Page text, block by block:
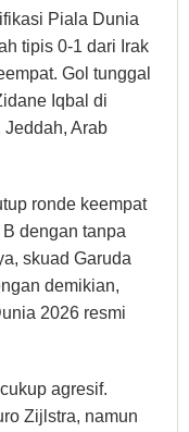
Piala Dunia
tipis 0-1 dari Irak
Gol tunggal
Iqbal di
Arab
ronde keempat
dengan tanpa
skuad Garuda
demikian,
2026 resmi
agresif.
Zijlstra, namun